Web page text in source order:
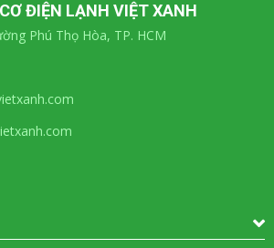
ĐIỆN LẠNH VIỆT XANH
Phú Thọ Hòa, TP. HCM